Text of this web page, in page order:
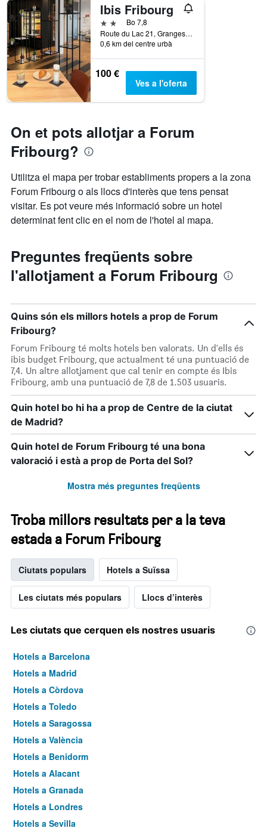
Ibis Fribourg
2 estrelles
Bo 7,8
Route du Lac 21, Granges-Paccot, Friburg, Suïssa
0,6 km del centre urbà
100 €
Ves a l'oferta
On et pots allotjar a Forum
Fribourg?
Utilitza el mapa per trobar establiments propers a la zona
Forum Fribourg o als llocs d'interès que tens pensat
visitar. Es pot veure més informació sobre un hotel
determinat fent clic en el nom de l'hotel al mapa.
Preguntes freqüents sobre
l'allotjament a Forum Fribourg
Quins són els millors hotels a prop de Forum
Fribourg?
Forum Fribourg té molts hotels ben valorats. Un d'ells és
ibis budget Fribourg, que actualment té una puntuació de
7,4. Un altre allotjament que cal tenir en compte és Ibis
Fribourg, amb una puntuació de 7,8 de 1.503 usuaris.
Quin hotel bo hi ha a prop de Centre de la ciutat
de Madrid?
Quin hotel de Forum Fribourg té una bona
valoració i està a prop de Porta del Sol?
Mostra més preguntes freqüents
Troba millors resultats per a la teva
estada a Forum Fribourg
Ciutats populars Hotels a Suïssa
Les ciutats més populars Llocs d’interès
Les ciutats que cerquen els nostres usuaris
Hotels a Barcelona
Hotels a Madrid
Hotels a Còrdova
Hotels a Toledo
Hotels a Saragossa
Hotels a València
Hotels a Benidorm
Hotels a Alacant
Hotels a Granada
Hotels a Londres
Hotels a Sevilla